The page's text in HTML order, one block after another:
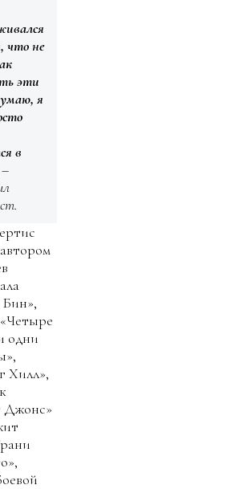
что не
эти
я
в
одни
Хилл»,
Джонс»